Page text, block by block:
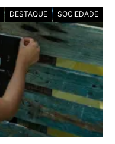
DESTAQUE SOCIEDADE